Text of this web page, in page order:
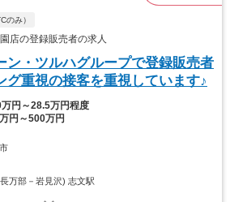
のみ）
店の登録販売者の求人
ン・ツルハグループで登録販売者
グ重視の接客を重視しています♪
万円～28.5万円程度
円～500万円
長万部－岩見沢) 志文駅